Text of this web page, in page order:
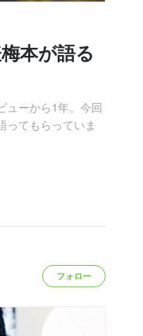
本が語る
ューから1年。今回
ってもらっていま
フォロー